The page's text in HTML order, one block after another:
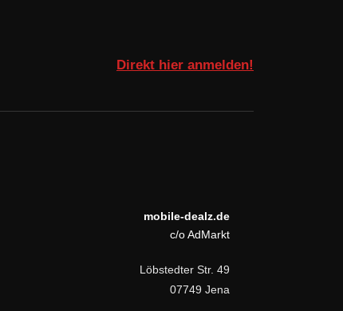
Direkt hier anmelden!
mobile-dealz.de
c/o AdMarkt
Löbstedter Str. 49
07749 Jena